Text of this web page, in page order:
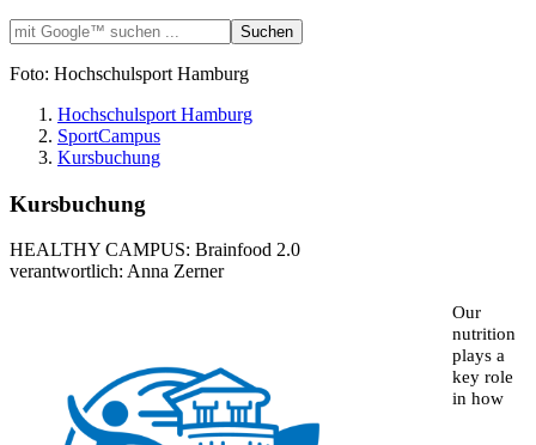
Foto: Hochschulsport Hamburg
Hochschulsport Hamburg
SportCampus
Kursbuchung
Kursbuchung
HEALTHY CAMPUS: Brainfood 2.0
verantwortlich: Anna Zerner
Our
nutrition
plays a
key role
in how